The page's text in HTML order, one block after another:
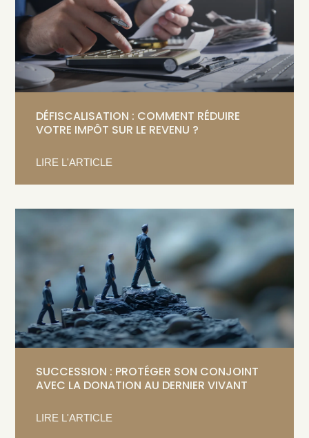
DÉFISCALISATION : COMMENT RÉDUIRE
VOTRE IMPÔT SUR LE REVENU ?
LIRE L'ARTICLE
SUCCESSION : PROTÉGER SON CONJOINT
AVEC LA DONATION AU DERNIER VIVANT
LIRE L'ARTICLE